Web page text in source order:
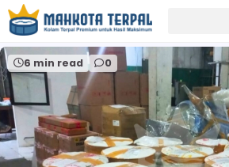
Home distributor terpal karawang
6 min read 0